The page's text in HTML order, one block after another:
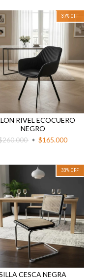
37% OFF
RIVEL ECOCUERO
NEGRO
$165.000
33% OFF
CESCA NEGRA